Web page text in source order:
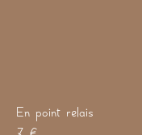
En point relais
7 €